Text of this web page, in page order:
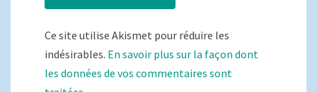
Ce site utilise Akismet pour réduire les
indésirables. En savoir plus sur la façon dont
les données de vos commentaires sont